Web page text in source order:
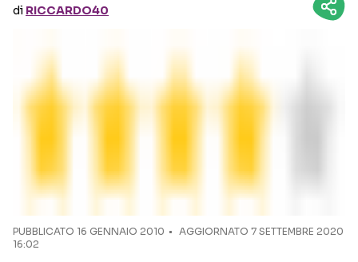
di RICCARDO40
PUBBLICATO 16 GENNAIO 2010
AGGIORNATO 7 SETTEMBRE 2020
16:02